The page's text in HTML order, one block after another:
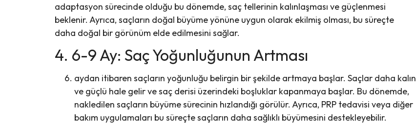
adaptasyon sürecinde olduğu bu dönemde, saç tellerinin kalınlaşması ve güçlenmesi
beklenir. Ayrıca, saçların doğal büyüme yönüne uygun olarak ekilmiş olması, bu süreçte
daha doğal bir görünüm elde edilmesini sağlar.
4. 6-9 Ay: Saç Yoğunluğunun Artması
aydan itibaren saçların yoğunluğu belirgin bir şekilde artmaya başlar. Saçlar daha kalın
ve güçlü hale gelir ve saç derisi üzerindeki boşluklar kapanmaya başlar. Bu dönemde,
nakledilen saçların büyüme sürecinin hızlandığı görülür. Ayrıca, PRP tedavisi veya diğer
bakım uygulamaları bu süreçte saçların daha sağlıklı büyümesini destekleyebilir.